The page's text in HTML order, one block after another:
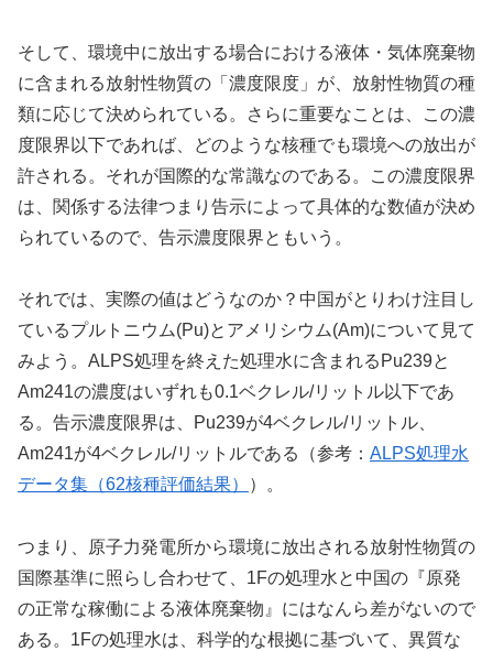
そして、環境中に放出する場合における液体・気体廃棄物
に含まれる放射性物質の「濃度限度」が、放射性物質の種
類に応じて決められている。さらに重要なことは、この濃
度限界以下であれば、どのような核種でも環境への放出が
許される。それが国際的な常識なのである。この濃度限界
は、関係する法律つまり告示によって具体的な数値が決め
られているので、告示濃度限界ともいう。
それでは、実際の値はどうなのか？中国がとりわけ注目し
ているプルトニウム(Pu)とアメリシウム(Am)について見て
みよう。ALPS処理を終えた処理水に含まれるPu239と
Am241の濃度はいずれも0.1ベクレル/リットル以下であ
る。告示濃度限界は、Pu239が4ベクレル/リットル、
Am241が4ベクレル/リットルである（参考： ALPS処理水
データ集（62核種評価結果）
）。
つまり、原子力発電所から環境に放出される放射性物質の
国際基準に照らし合わせて、1Fの処理水と中国の『原発
の正常な稼働による液体廃棄物』にはなんら差がないので
ある。1Fの処理水は、科学的な根拠に基づいて、異質な